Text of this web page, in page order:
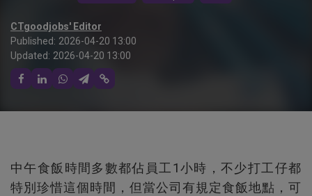
CTgoodjobs' Editor
Published: 2026-04-20 13:00
Updated: 2026-04-20 13:00
中午食飯時間多數都佔員工1小時，不少打工仔都
特別珍惜這個時間，但當公司有規定食飯地點，可